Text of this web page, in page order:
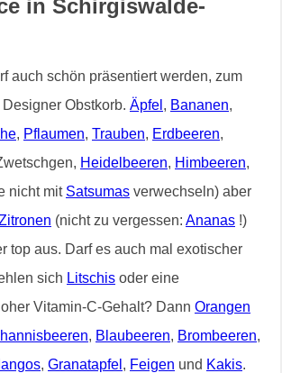
in Schirgiswalde-
auch schön präsentiert werden, zum
Obstkorb. Äpfel , Bananen,
, Pflaumen, Trauben, Erdbeeren,
Heidelbeeren, Himbeeren,
nicht mit Satsumas verwechseln) aber
(nicht zu vergessen: Ananas !)
top aus. Darf es auch mal exotischer
sich Litschis oder eine
Vitamin-C-Gehalt? Dann Orangen
, Blaubeeren, Brombeeren,
, Granatapfel , Feigen und Kakis.